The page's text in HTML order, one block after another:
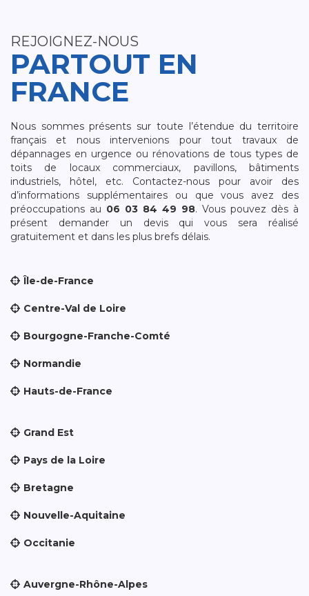
REJOIGNEZ-NOUS
PARTOUT EN
FRANCE
Nous sommes présents sur toute l’étendue du territoire
français et nous intervenions pour tout travaux de
dépannages en urgence ou rénovations de tous types de
toits de locaux commerciaux, pavillons, bâtiments
industriels, hôtel, etc. Contactez-nous pour avoir des
d’informations supplémentaires ou que vous avez des
préoccupations au 06 03 84 49 98. Vous pouvez dès à
présent demander un devis qui vous sera réalisé
gratuitement et dans les plus brefs délais.
Île-de-France
Centre-Val de Loire
Bourgogne-Franche-Comté
Normandie
Hauts-de-France
Grand Est
Pays de la Loire
Bretagne
Nouvelle-Aquitaine
Occitanie
Auvergne-Rhône-Alpes